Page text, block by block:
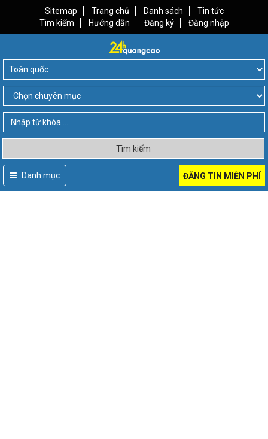
Sitemap Trang chủ Danh sách
Tin tức
Tìm kiếm
Hướng dẫn Đăng ký Đăng nhập
Tìm kiếm
Danh mục ĐĂNG TIN MIỄN PHÍ